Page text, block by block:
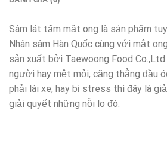
Sâm lát tẩm mật ong là sản phẩm
Nhân sâm Hàn Quốc cùng với mật
sản xuất bởi Taewoong Food Co.,Ltd
người hay mệt mỏi, căng thẳng đầu
phải lái xe, hay bị stress thì đây là
giải quyết những nỗi lo đó.